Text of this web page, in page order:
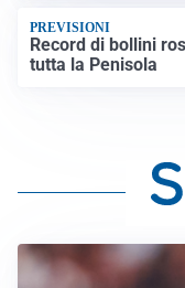
PREVISIONI
Record di bollini
tutta la Penisola